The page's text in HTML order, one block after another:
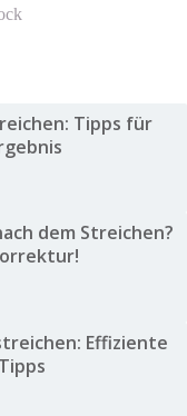
Tipps für
dem Streichen?
Effiziente